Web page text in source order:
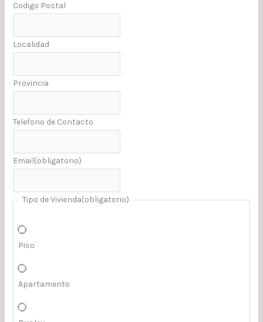
Codigo Postal
Localidad
Provincia
Telefono de Contacto
Email(obligatorio)
Tipo de Vivienda(obligatorio)
Piso
Apartamento